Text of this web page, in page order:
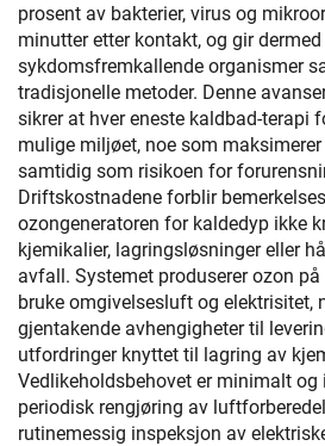
prosent av bakterier, virus og
minutter etter kontakt, og gir
sykdomsfremkallende organismer
tradisjonelle metoder. Denne
sikrer at hver eneste kaldbad-terapi
mulige miljøet, noe som
samtidig som risikoen for
Driftskostnadene forblir
ozongeneratoren for kaldedyp ikke
kjemikalier, lagringsløsninger eller
avfall. Systemet produserer ozon
bruke omgivelsesluft og elektrisitet,
gjentakende avhengigheter til
utfordringer knyttet til lagring av
Vedlikeholdsbehovet er minimalt
periodisk rengjøring av
rutinemessig inspeksjon av